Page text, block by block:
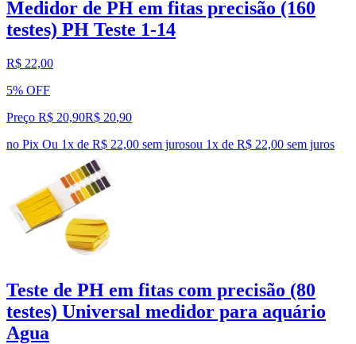
Medidor de PH em fitas precisão (160
testes) PH Teste 1-14
R$ 22,00
5% OFF
Preço R$ 20,90R$ 20,90
no Pix Ou 1x de R$ 22,00 sem jurosou 1x de R$ 22,00 sem juros
Teste de PH em fitas com precisão (80
testes) Universal medidor para aquário
Agua